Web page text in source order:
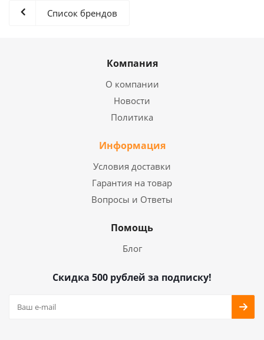
Список брендов
Компания
О компании
Новости
Политика
Информация
Условия доставки
Гарантия на товар
Вопросы и Ответы
Помощь
Блог
Скидка 500 рублей за подписку!